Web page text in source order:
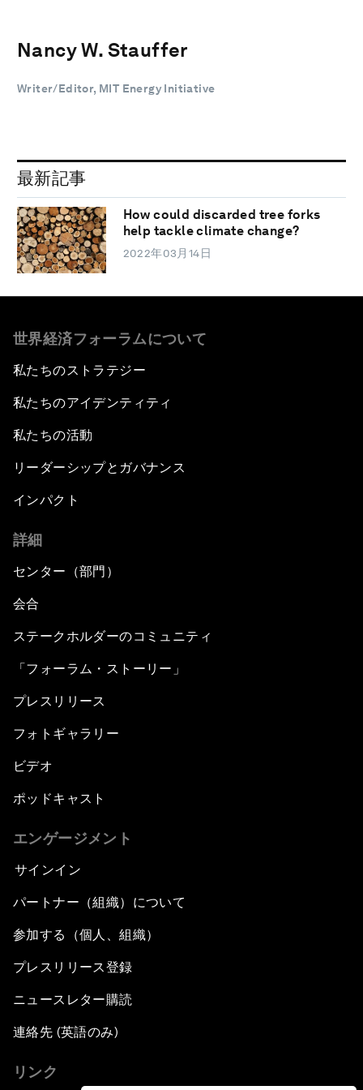
Nancy W. Stauffer
Writer/Editor, MIT Energy Initiative
最新記事
How could discarded tree forks
help tackle climate change?
2022年03月14日
世界経済フォーラムについて
私たちのストラテジー
私たちのアイデンティティ
私たちの活動
リーダーシップとガバナンス
インパクト
詳細
センター（部門）
会合
ステークホルダーのコミュニティ
「フォーラム・ストーリー」
プレスリリース
フォトギャラリー
ビデオ
ポッドキャスト
エンゲージメント
サインイン
パートナー（組織）について
参加する（個人、組織）
プレスリリース登録
ニュースレター購読
連絡先 (英語のみ)
リンク